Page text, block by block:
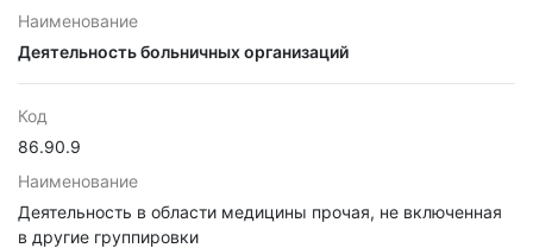
Наименование
Деятельность больничных организаций
Код
86.90.9
Наименование
Деятельность в области медицины прочая, не включенная
в другие группировки